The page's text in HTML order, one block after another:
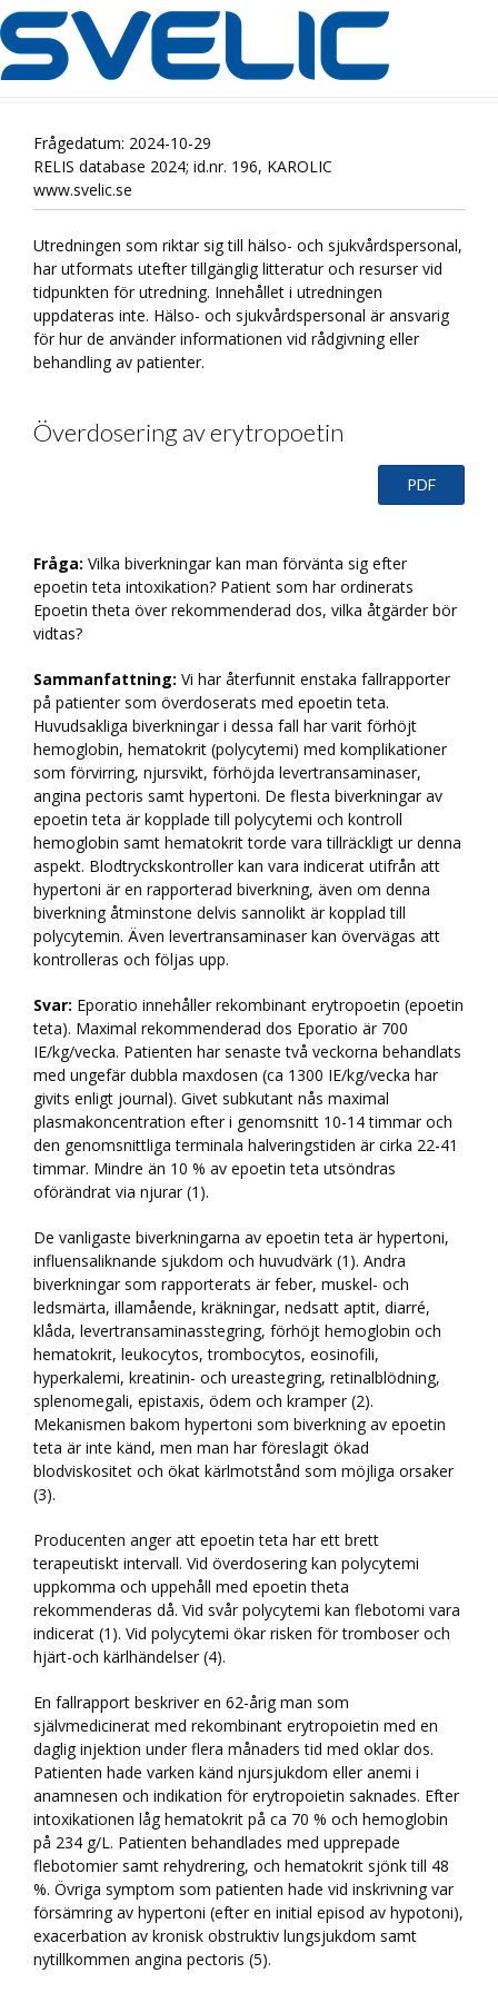
Frågedatum: 2024-10-29
RELIS database 2024; id.nr. 196, KAROLIC
www.svelic.se
Utredningen som riktar sig till hälso- och sjukvårdspersonal,
har utformats utefter tillgänglig litteratur och resurser vid
tidpunkten för utredning. Innehållet i utredningen
uppdateras inte. Hälso- och sjukvårdspersonal är ansvarig
för hur de använder informationen vid rådgivning eller
behandling av patienter.
Överdosering av erytropoetin
PDF
Fråga: Vilka biverkningar kan man förvänta sig efter
epoetin teta intoxikation? Patient som har ordinerats
Epoetin theta över rekommenderad dos, vilka åtgärder bör
vidtas?
Sammanfattning: Vi har återfunnit enstaka fallrapporter
på patienter som överdoserats med epoetin teta.
Huvudsakliga biverkningar i dessa fall har varit förhöjt
hemoglobin, hematokrit (polycytemi) med komplikationer
som förvirring, njursvikt, förhöjda levertransaminaser,
angina pectoris samt hypertoni. De flesta biverkningar av
epoetin teta är kopplade till polycytemi och kontroll
hemoglobin samt hematokrit torde vara tillräckligt ur denna
aspekt. Blodtryckskontroller kan vara indicerat utifrån att
hypertoni är en rapporterad biverkning, även om denna
biverkning åtminstone delvis sannolikt är kopplad till
polycytemin. Även levertransaminaser kan övervägas att
kontrolleras och följas upp.
Svar: Eporatio innehåller rekombinant erytropoetin (epoetin
teta). Maximal rekommenderad dos Eporatio är 700
IE/kg/vecka. Patienten har senaste två veckorna behandlats
med ungefär dubbla maxdosen (ca 1300 IE/kg/vecka har
givits enligt journal). Givet subkutant nås maximal
plasmakoncentration efter i genomsnitt 10-14 timmar och
den genomsnittliga terminala halveringstiden är cirka 22-41
timmar. Mindre än 10 % av epoetin teta utsöndras
oförändrat via njurar (1).
De vanligaste biverkningarna av epoetin teta är hypertoni,
influensaliknande sjukdom och huvudvärk (1). Andra
biverkningar som rapporterats är feber, muskel- och
ledsmärta, illamående, kräkningar, nedsatt aptit, diarré,
klåda, levertransaminasstegring, förhöjt hemoglobin och
hematokrit, leukocytos, trombocytos, eosinofili,
hyperkalemi, kreatinin- och ureastegring, retinalblödning,
splenomegali, epistaxis, ödem och kramper (2).
Mekanismen bakom hypertoni som biverkning av epoetin
teta är inte känd, men man har föreslagit ökad
blodviskositet och ökat kärlmotstånd som möjliga orsaker
(3).
Producenten anger att epoetin teta har ett brett
terapeutiskt intervall. Vid överdosering kan polycytemi
uppkomma och uppehåll med epoetin theta
rekommenderas då. Vid svår polycytemi kan flebotomi vara
indicerat (1). Vid polycytemi ökar risken för tromboser och
hjärt-och kärlhändelser (4).
En fallrapport beskriver en 62-årig man som
självmedicinerat med rekombinant erytropoietin med en
daglig injektion under flera månaders tid med oklar dos.
Patienten hade varken känd njursjukdom eller anemi i
anamnesen och indikation för erytropoietin saknades. Efter
intoxikationen låg hematokrit på ca 70 % och hemoglobin
på 234 g/L. Patienten behandlades med upprepade
flebotomier samt rehydrering, och hematokrit sjönk till 48
%. Övriga symptom som patienten hade vid inskrivning var
försämring av hypertoni (efter en initial episod av hypotoni),
exacerbation av kronisk obstruktiv lungsjukdom samt
nytillkommen angina pectoris (5).